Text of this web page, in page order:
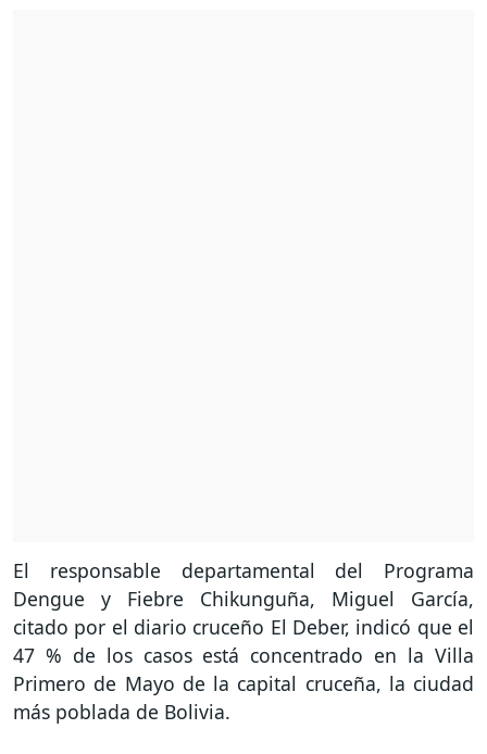
El responsable departamental del Programa
Dengue y Fiebre Chikunguña, Miguel García,
citado por el diario cruceño El Deber, indicó que el
47 % de los casos está concentrado en la Villa
Primero de Mayo de la capital cruceña, la ciudad
más poblada de Bolivia.